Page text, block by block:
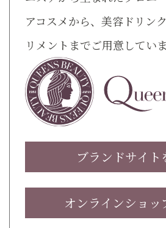
アコスメから、美容ドリン
リメントまでご用意していま
ブランドサイト
オンラインショッ